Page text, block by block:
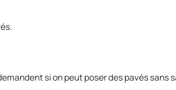
si on peut poser des pavés sans